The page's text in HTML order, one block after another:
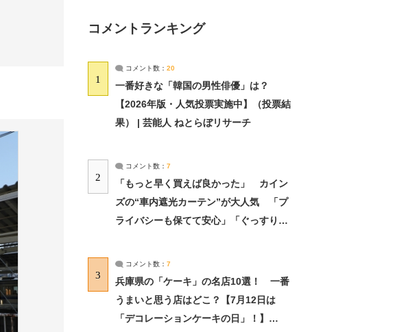
コメントランキング
1
コメント数： 20
一番好きな「韓国の男性俳優」は？
【2026年版・人気投票実施中】（投票結
果） | 芸能人 ねとらぼリサーチ
2
コメント数： 7
「もっと早く買えば良かった」 カイン
ズの“車内遮光カーテン”が大人気 「プ
ライバシーも保てて安心」「ぐっすり眠
3
コメント数： 7
兵庫県の「ケーキ」の名店10選！ 一番
うまいと思う店はどこ？【7月12日は
「デコレーションケーキの日」！】